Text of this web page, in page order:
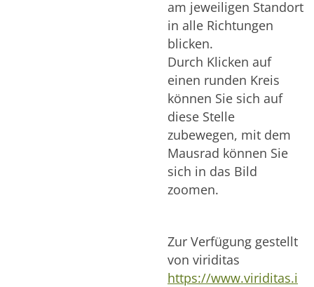
am jeweiligen Standort
in alle Richtungen
blicken.
Durch Klicken auf
einen runden Kreis
können Sie sich auf
diese Stelle
zubewegen, mit dem
Mausrad können Sie
sich in das Bild
zoomen.
Zur Verfügung gestellt
von viriditas
https://www.viriditas.i